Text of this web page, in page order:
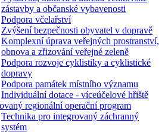
zástavby a občanské vybavenosti
Podpora včelařství
Zvýšení bezpečnosti obyvatel v dopravě
Komplexní úprava veřejných prostranství,
obnova a zřizování veřejné zeleně
Podpora rozvoje cyklistiky a cyklistické
dopravy
Podpora památek místního významu
Individuální dotace - víceúčelové hřiště
regionální operační program
Technika pro integrovaný záchranný
systém